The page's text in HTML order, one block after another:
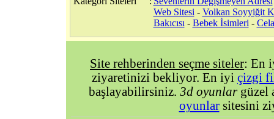
Web Sitesi - Volkan Soyyiğit
Bakıcısı - Bebek İsimleri -
Site rehberinden seçme siteler: En
ziyaretinizi bekliyor. En iyi çizgi
başlayabilirsiniz. 3d oyunlargüzel
oyunlarsitesini